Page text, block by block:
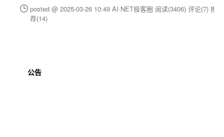
posted @ 2025-03-26 10:49 AI·NET极客圈 阅读(3406) 评论(7) 推
荐(14)
公告